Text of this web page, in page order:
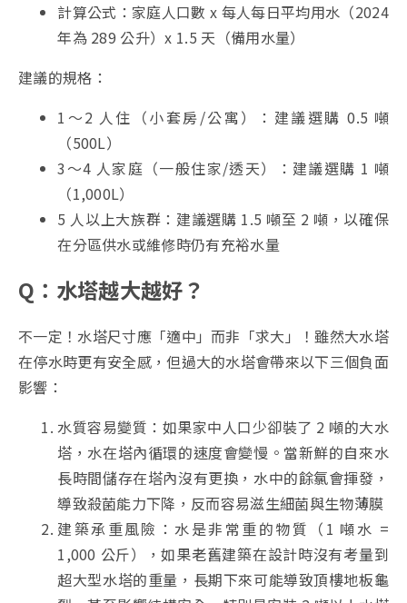
計算公式：家庭人口數 x 每人每日平均用水（2024
年為 289 公升）x 1.5 天（備用水量）
建議的規格：
1～2 人住（小套房/公寓）：建議選購 0.5 噸
（500L）
3～4 人家庭（一般住家/透天）：建議選購 1 噸
（1,000L）
5 人以上大族群：建議選購 1.5 噸至 2 噸，以確保
在分區供水或維修時仍有充裕水量
Q：水塔越大越好？
不一定！水塔尺寸應「適中」而非「求大」！雖然大水塔
在停水時更有安全感，但過大的水塔會帶來以下三個負面
影響：
水質容易變質：如果家中人口少卻裝了 2 噸的大水
塔，水在塔內循環的速度會變慢。當新鮮的自來水
長時間儲存在塔內沒有更換，水中的餘氯會揮發，
導致殺菌能力下降，反而容易滋生細菌與生物薄膜
建築承重風險：水是非常重的物質（1 噸水 =
1,000 公斤），如果老舊建築在設計時沒有考量到
超大型水塔的重量，長期下來可能導致頂樓地板龜